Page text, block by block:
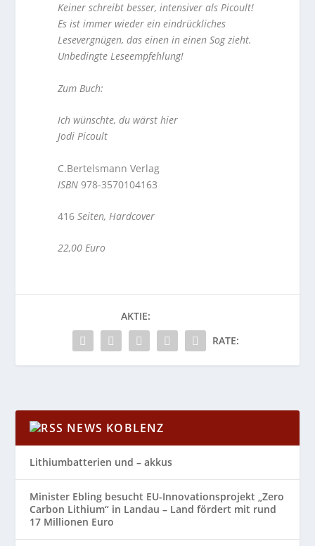
Keiner schreibt besser, intensiver als Picoult!
Es ist immer wieder ein eindrückliches
Lesevergnügen, das einen in einen Sog zieht.
Unbedingte Leseempfehlung!
Zum Buch:
Ich wünschte, du wärst hier
Jodi Picoult
C.Bertelsmann Verlag
ISBN978-3570104163
416Seiten, Hardcover
22,00 Euro
AKTIE:
RATE:
NEWS KOBLENZ
Lithiumbatterien und – akkus
Minister Ebling besucht EU-Innovationsprojekt „Zero
Carbon Lithium“ in Landau – Land fördert mit rund
17 Millionen Euro